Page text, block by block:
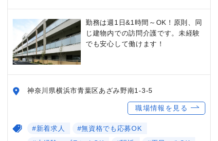
勤務は週1日&1時間～OK！原則、同
じ建物内での訪問介護です。未経験
でも安心して働けます！
神奈川県横浜市青葉区あざみ野南1-3-5
職場情報を見る
#新着求人
#無資格でも応募OK